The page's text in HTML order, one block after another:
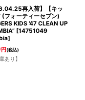
再入荷】【キッ
(フォーティーセブン)
KIDS '47 CLEAN UP
[14751049
]
円(税込)
あり】